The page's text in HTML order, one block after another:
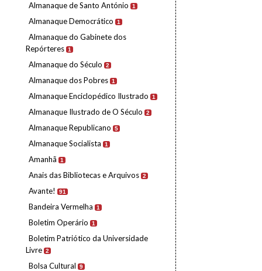
Almanaque de Santo António 1
Almanaque Democrático 1
Almanaque do Gabinete dos
Repórteres 1
Almanaque do Século 2
Almanaque dos Pobres 1
Almanaque Enciclopédico Ilustrado 1
Almanaque Ilustrado de O Século 2
Almanaque Republicano 5
Almanaque Socialista 1
Amanhã 1
Anais das Bibliotecas e Arquivos 2
Avante! 91
Bandeira Vermelha 1
Boletim Operário 1
Boletim Patriótico da Universidade
Livre 2
Bolsa Cultural 9